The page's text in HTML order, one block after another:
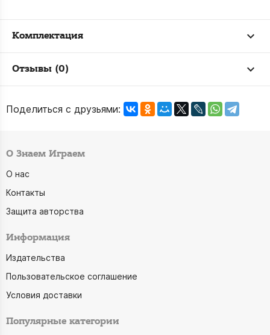
Комплектация
Отзывы (0)
Поделиться с друзьями:
О Знаем Играем
О нас
Контакты
Защита авторства
Информация
Издательства
Пользовательское соглашение
Условия доставки
Популярные категории